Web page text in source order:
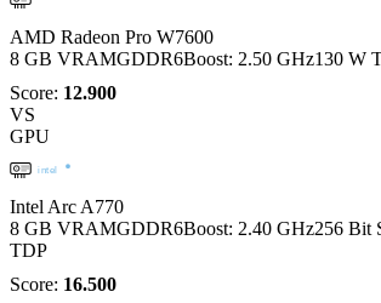
AMD Radeon Pro W7600
8 GB VRAMGDDR6Boost: 2.50 GHz130 W
Score: 12.900
VS
GPU
intel
Intel Arc A770
8 GB VRAMGDDR6Boost: 2.40 GHz256 Bit
TDP
Score: 16.500